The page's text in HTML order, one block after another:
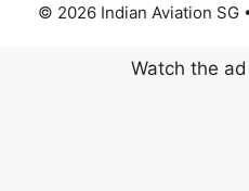
© 2026 Indian Aviation SG
Watch the